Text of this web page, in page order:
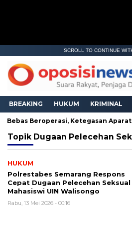
SCROLL TO CONTINUE
BREAKING HUKUM KRIMINAL
Beroperasi, Ketegasan Aparat
Topik Dugaan Pelecehan
HUKUM
Polrestabes Semarang Respons
Cepat Dugaan Pelecehan Seksual
Mahasiswi UIN Walisongo
Rabu, 13 Mei 2026 - 00:16